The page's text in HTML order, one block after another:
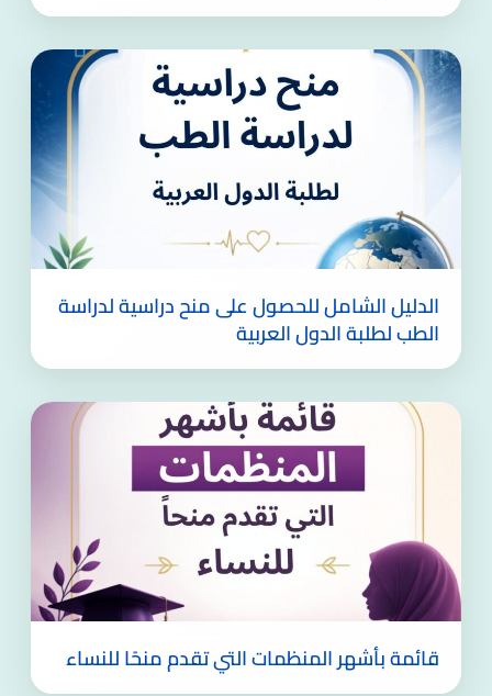
الدليل الشامل للحصول على منح دراسية لدراسة
الطب لطلبة الدول العربية
قائمة بأشهر المنظمات التي تقدم منحًا للنساء